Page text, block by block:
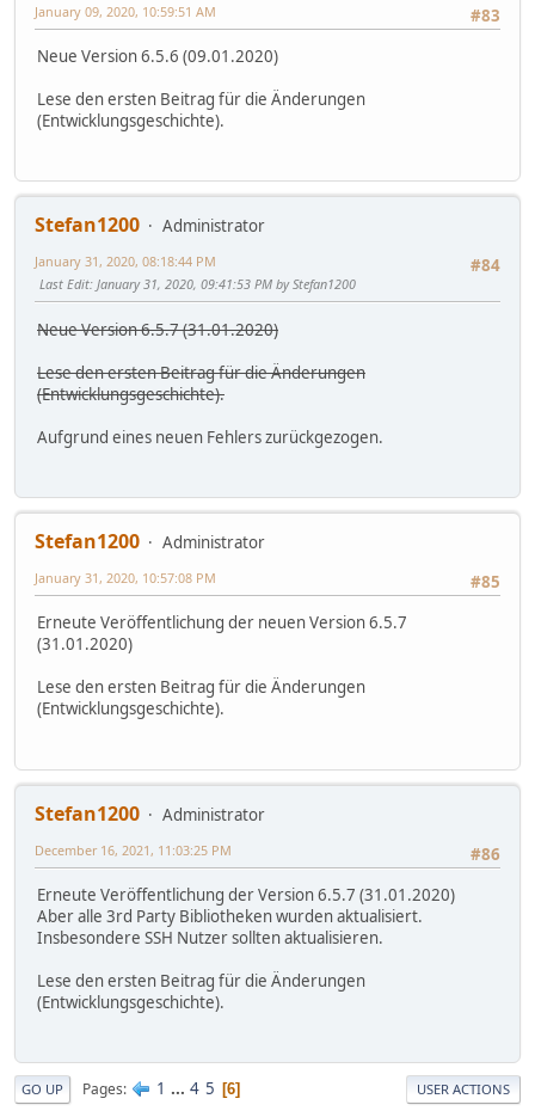
#83
January 09, 2020, 10:59:51 AM
Neue Version 6.5.6 (09.01.2020)
Lese den ersten Beitrag für die Änderungen
(Entwicklungsgeschichte).
Stefan1200
Administrator
#84
January 31, 2020, 08:18:44 PM
Last Edit: January 31, 2020, 09:41:53 PM by Stefan1200
Neue Version 6.5.7 (31.01.2020)
Lese den ersten Beitrag für die Änderungen
(Entwicklungsgeschichte).
Aufgrund eines neuen Fehlers zurückgezogen.
Stefan1200
Administrator
#85
January 31, 2020, 10:57:08 PM
Erneute Veröffentlichung der neuen Version 6.5.7
(31.01.2020)
Lese den ersten Beitrag für die Änderungen
(Entwicklungsgeschichte).
Stefan1200
Administrator
#86
December 16, 2021, 11:03:25 PM
Erneute Veröffentlichung der Version 6.5.7 (31.01.2020)
Aber alle 3rd Party Bibliotheken wurden aktualisiert.
Insbesondere SSH Nutzer sollten aktualisieren.
Lese den ersten Beitrag für die Änderungen
(Entwicklungsgeschichte).
GO UP Pages 1 ... 4 5 6 USER ACTIONS